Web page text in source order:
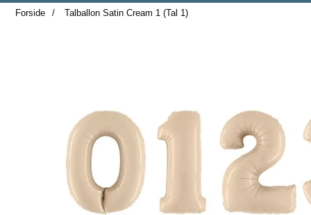
Forside
Talballon Satin Cream 1 (Tal 1)